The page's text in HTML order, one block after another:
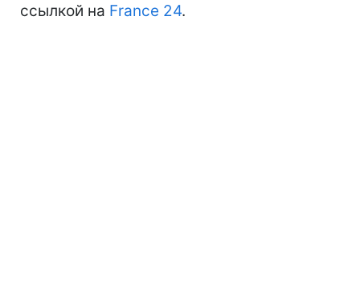
ссылкой на France 24.